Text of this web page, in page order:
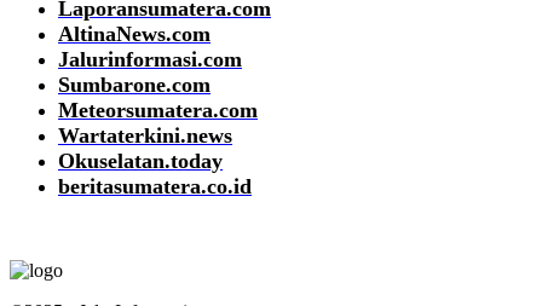
Laporansumatera.com
AltinaNews.com
Jalurinformasi.com
Sumbarone.com
Meteorsumatera.com
Wartaterkini.news
Okuselatan.today
beritasumatera.co.id